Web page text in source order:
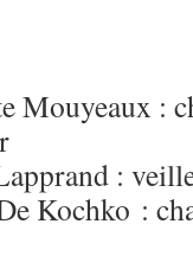
Mouyeaux :
:
Kochko :